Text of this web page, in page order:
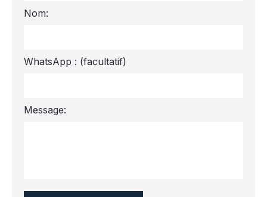
Nom:
WhatsApp : (facultatif)
Message: